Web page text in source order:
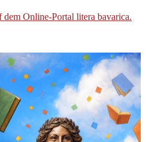
Online-Portal litera bavarica.